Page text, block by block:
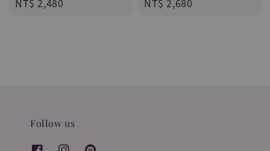
Regular
NT$ 2,480
Regular
NT$ 2,680
Follow us